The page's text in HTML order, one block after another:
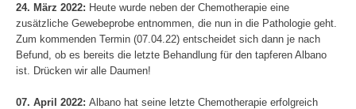
24. März 2022: Heute wurde neben der Chemotherapie eine
zusätzliche Gewebeprobe entnommen, die nun in die Pathologie geht.
Zum kommenden Termin (07.04.22) entscheidet sich dann je nach
Befund, ob es bereits die letzte Behandlung für den tapferen Albano
ist. Drücken wir alle Daumen!
07. April 2022:Albano hat seine letzte Chemotherapie erfolgreich